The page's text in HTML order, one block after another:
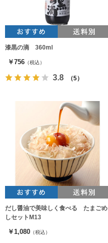
漆黒の滴 360ml
￥756 （税込）
3.8 （5）
だし醤油で美味しく食べる たまごめ
しセットM13
￥1,080 （税込）